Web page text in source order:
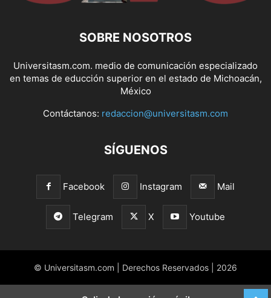
SOBRE NOSOTROS
Universitasm.com. medio de comunicación especializado
en temas de educción superior en el estado de Michoacán,
México
Contáctanos: redaccion@universitasm.com
SÍGUENOS
Facebook Instagram Mail
Telegram X Youtube
© Universitasm.com | Derechos Reservados | 2026